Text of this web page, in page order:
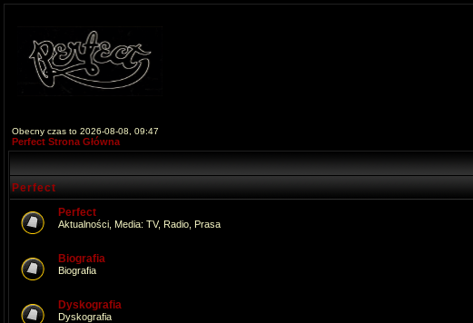
Obecny czas to 2026-08-08, 09:47
Perfect Strona Główna
Perfect
Perfect
Aktualności, Media: TV, Radio, Prasa
Biografia
Biografia
Dyskografia
Dyskografia